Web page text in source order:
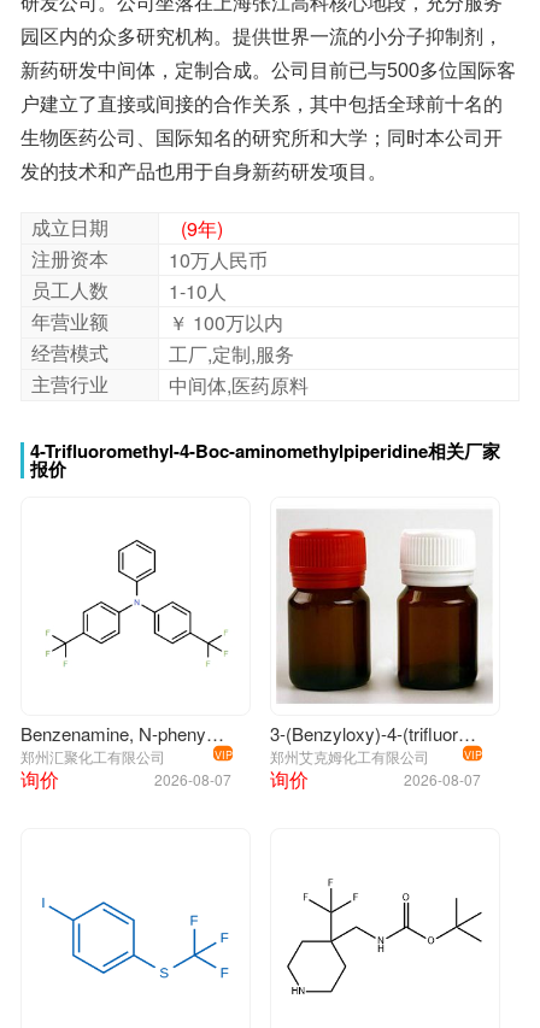
发的技术和产品也用于自身新药研发项目。
成立日期
(9年)
注册资本
10万人民币
员工人数
1-10人
年营业额
￥ 100万以内
经营模式
工厂,定制,服务
主营行业
中间体,医药原料
4-Trifluoromethyl-4-Boc-aminomethylpiperidine相关厂家
报价
Benzenamine, N-phenyl-4-(trifluoromethyl)-N-[4-(trifluoromethyl)phenyl]-
郑州汇聚化工有限公司 VIP
2026-08-07
询价
3-(Benzyloxy)-4-(trifluoromethyl)benzaldehyde
郑州艾克姆化工有限公司 VIP
2026-08-07
询价